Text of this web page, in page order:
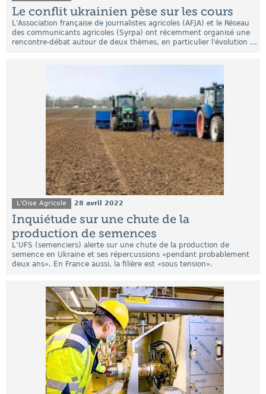
Le conflit ukrainien pèse sur les cours
L'Association française de journalistes agricoles (AFJA) et le Réseau
des communicants agricoles (Syrpa) ont récemment organisé une
rencontre-débat autour de deux thèmes, en particulier l'évolution ...
L'Oise Agricole 28 avril 2022
Inquiétude sur une chute de la
production de semences
L’UFS (semenciers) alerte sur une chute de la production de
semence en Ukraine et ses répercussions «pendant probablement
deux ans». En France aussi, la filière est «sous tension».